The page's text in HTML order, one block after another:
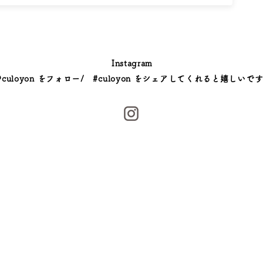
Instagram
をフォロー/ #culoyon をシェアしてくれると嬉しいで